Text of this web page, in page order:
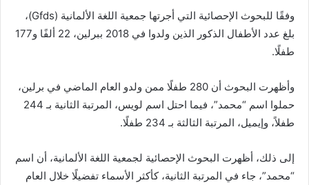
وفقًا للبحوث الإحصائية التي أجرتها جمعية اللغة الألمانية (Gfds)،
بلغ عدد الأطفال الذكور الذين ولدوا في 2018 ببرلين، 22 ألفًا و177
طفلًا.
وأظهرت البحوث أن 280 طفلًا ممن ولدو العام الماضي في برلين،
حملوا اسم “محمد”، فيما احتل اسم لويس، المرتبة الثانية بـ 244
طفلاً، وإيميل، المرتبة الثالثة بـ 234 طفلًا.
إلى ذلك، أظهرت البحوث الإحصائية لجمعية اللغة الألمانية، أن اسم
“محمد”، جاء في المرتبة الثانية، كأكثر الأسماء تفضيلًا خلال العام